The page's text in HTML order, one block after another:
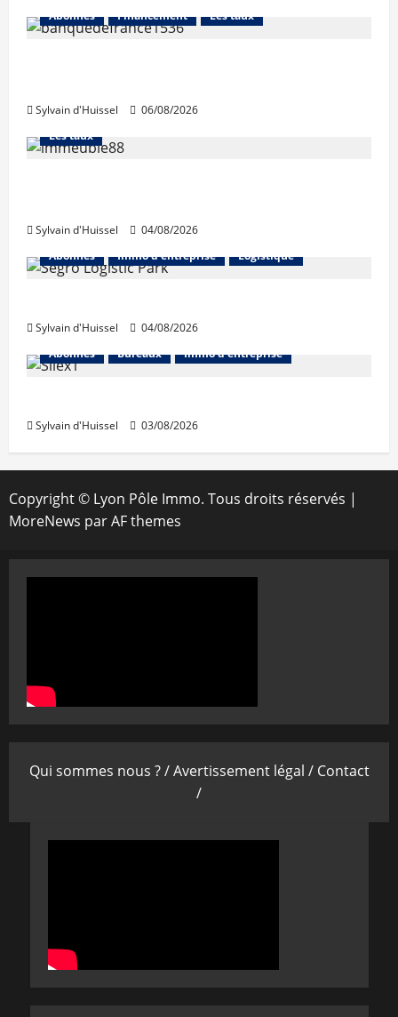
Abonnés Financement Les taux
Sylvain d'Huissel 06/08/2026
Abonnés Financement
Les taux
Sylvain d'Huissel
04/08/2026
Abonnés
Immo d'entreprise Logistique
Sylvain d'Huissel
04/08/2026
Abonnés
Bureaux Immo d'entreprise
Sylvain d'Huissel 03/08/2026
Copyright © Lyon Pôle Immo. Tous droits réservés |
MoreNews par AF themes
Qui sommes nous ? /Avertissement légal / Contact
/